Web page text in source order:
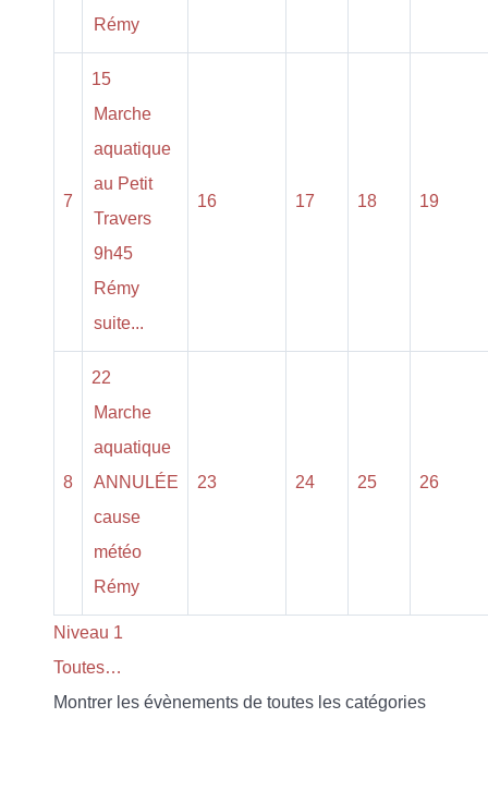
Rémy
7
15
Marche
aquatique
au Petit
Travers
9h45
Rémy
suite...
16 17 18 19
8
22
Marche
aquatique
ANNULÉE
cause
météo
Rémy
23 24 25 26
Niveau 1
Toutes…
Montrer les évènements de toutes les catégories